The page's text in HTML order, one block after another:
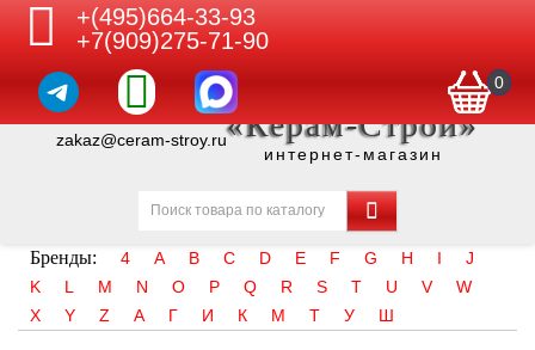
+(495)664-33-93
+7(909)275-71-90
0
zakaz@ceram-stroy.ru«Керам-Строй»
интернет-магазин
Бренды: 4 A B C D E F G H I
J
K
L M N O P Q R S T U V
W
X
Y Z А Г И К М Т У Ш